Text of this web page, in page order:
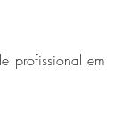
profissional em